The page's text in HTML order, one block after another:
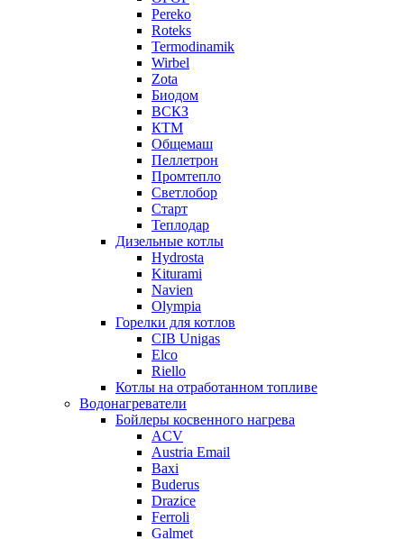
Pereko
Roteks
Termodinamik
Wirbel
Zota
Биодом
ВСКЗ
КТМ
Общемаш
Пеллетрон
Промтепло
Светлобор
Старт
Теплодар
Дизельные котлы
Hydrosta
Kiturami
Navien
Olympia
Горелки для котлов
CIB Unigas
Elco
Riello
Котлы на отработанном топливе
Водонагреватели
Бойлеры косвенного нагрева
ACV
Austria Email
Baxi
Buderus
Drazice
Ferroli
Galmet